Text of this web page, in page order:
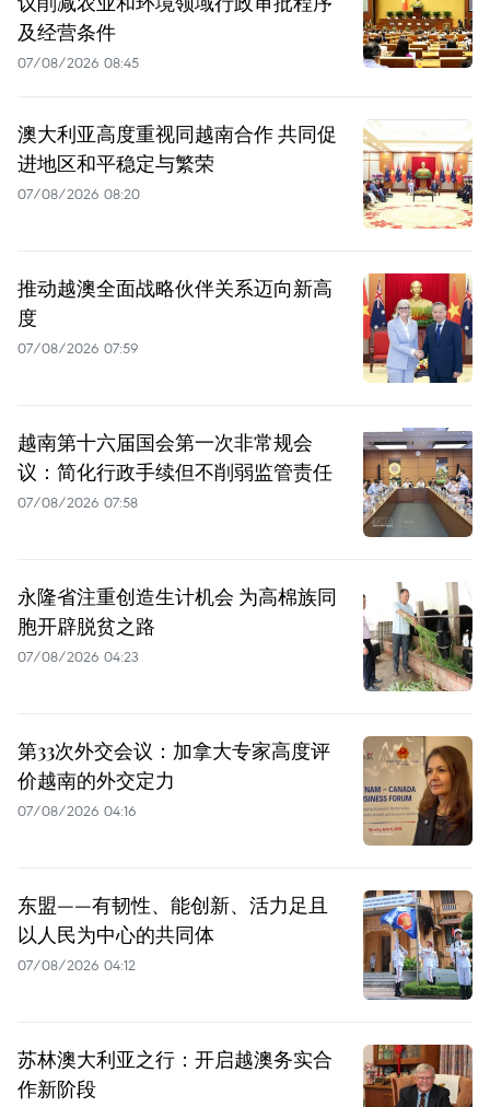
及经营条件
07/08/2026 08:45
澳大利亚高度重视同越南合作 共同促
进地区和平稳定与繁荣
07/08/2026 08:20
推动越澳全面战略伙伴关系迈向新高
度
07/08/2026 07:59
越南第十六届国会第一次非常规会
议：简化行政手续但不削弱监管责任
07/08/2026 07:58
永隆省注重创造生计机会 为高棉族同
胞开辟脱贫之路
07/08/2026 04:23
第33次外交会议：加拿大专家高度评
价越南的外交定力
07/08/2026 04:16
东盟——有韧性、能创新、活力足且
以人民为中心的共同体
07/08/2026 04:12
苏林澳大利亚之行：开启越澳务实合
作新阶段